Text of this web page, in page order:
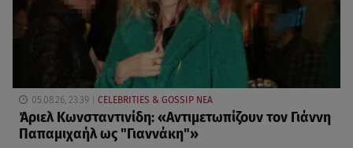
05.08.26, 23:39 CELEBRITIES & GOSSIP ΝΕΑ
Άριελ Κωνσταντινίδη: «Αντιμετωπίζουν τον Γιάννη
Παπαμιχαήλ ως "Γιαννάκη"»